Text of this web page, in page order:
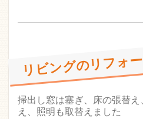
リビングのリフォ
掃出し窓は塞ぎ、床の張替
え、照明も取替えました